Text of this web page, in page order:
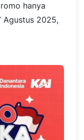
hanya
Agustus 2025,